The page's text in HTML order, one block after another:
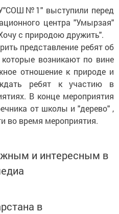
выступили перед
центра "Умырзая"
с природою дружить".
представление ребят об
которые возникают по вине
отношение к природе и
ребят к участию в
В конце мероприятия
от школы и "дерево" ,
во время мероприятия.
и интересным в
в